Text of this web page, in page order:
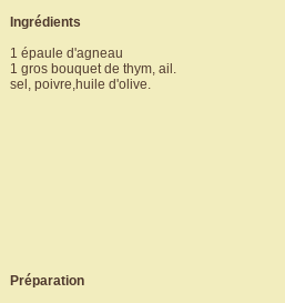
Ingrédients
1 épaule d'agneau
1 gros bouquet de thym, ail.
sel, poivre,huile d'olive.
Préparation